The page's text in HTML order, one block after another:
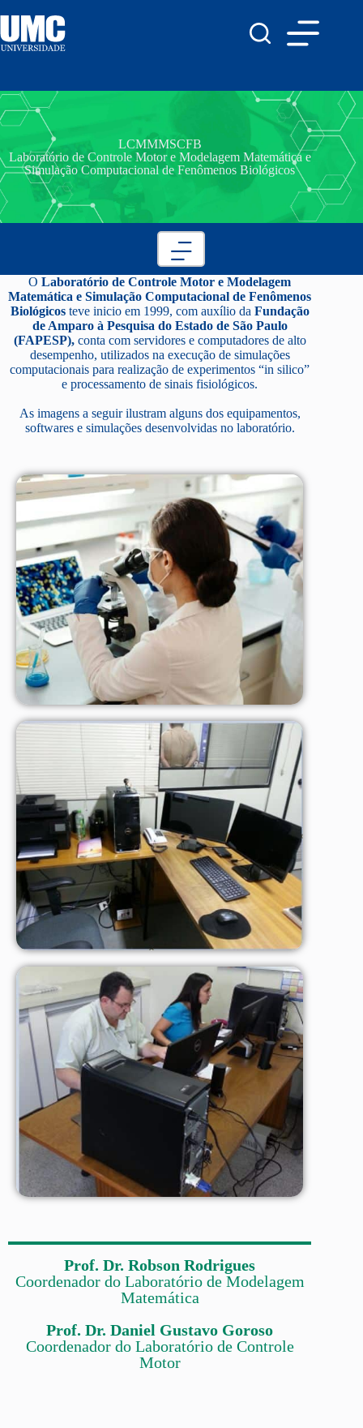
LCMMMSCFB
Laboratório de Controle Motor e Modelagem Matemática e
Simulação Computacional de Fenômenos Biológicos
O Laboratório de Controle Motor e Modelagem
Matemática e Simulação Computacional de Fenômenos
Biológicosteve inicio em 1999, com auxílio da Fundação
de Amparo à Pesquisa do Estado de São Paulo
(FAPESP), conta com servidores e computadores de alto
desempenho, utilizados na execução de simulações
computacionais para realização de experimentos “in silico”
e processamento de sinais fisiológicos.
As imagens a seguir ilustram alguns dos equipamentos,
softwares e simulações desenvolvidas no laboratório.
Prof. Dr. Robson Rodrigues
Coordenador do Laboratório de Modelagem
Matemática
Prof. Dr. Daniel Gustavo Goroso
Coordenador do Laboratório de Controle
Motor